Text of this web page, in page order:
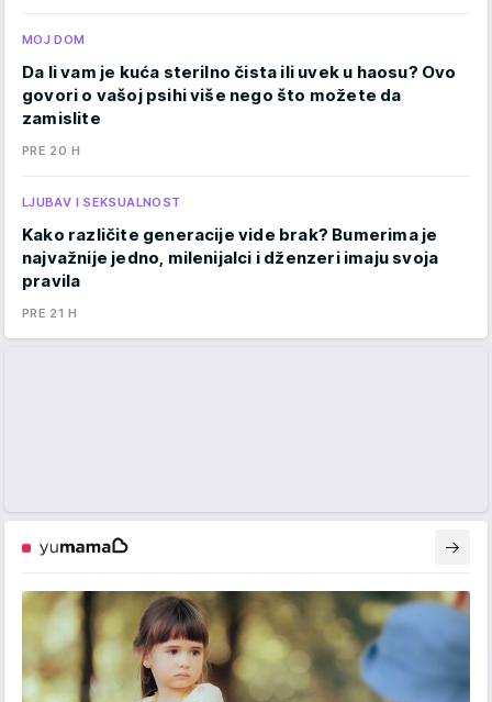
MOJ DOM
Da li vam je kuća sterilno čista ili uvek u haosu? Ovo
govori o vašoj psihi više nego što možete da
zamislite
PRE 20 H
LJUBAV I SEKSUALNOST
Kako različite generacije vide brak? Bumerima je
najvažnije jedno, milenijalci i dženzeri imaju svoja
pravila
PRE 21 H